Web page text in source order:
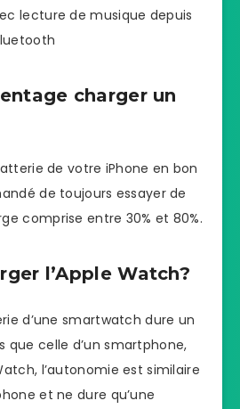
lecture de musique depuis
charger un
de votre iPhone en bon
de toujours essayer de
comprise entre 30% et 80%.
l’Apple Watch?
d’une smartwatch dure un
que celle d’un smartphone,
l’autonomie est similaire
et ne dure qu’une